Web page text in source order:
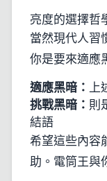
亮度的選擇哲
當然現代人習
你是要來適應
適應黑暗： 上
挑戰黑暗： 則
結語
希望這些內容
助。電筒王與